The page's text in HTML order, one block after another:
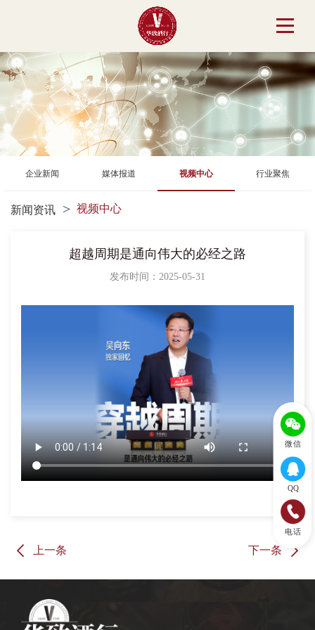
企业新闻 媒体报道 视频中心 行业聚焦
新闻资讯 视频中心
超越周期是通向伟大的必经之路
发布时间：2025-05-31
上一条 下一条
微信
QQ
电话